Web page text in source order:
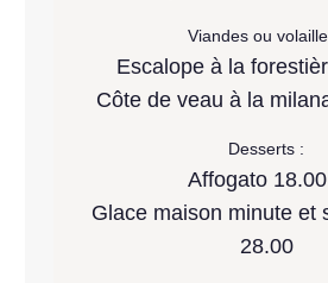
Viandes ou
Escalope à la
Côte de veau à la
Desserts :
Affogato
Glace maison minute et
28.00